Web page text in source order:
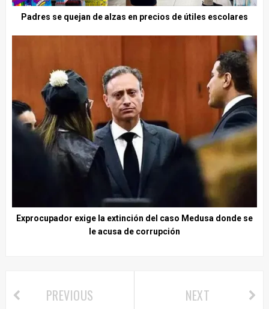
Padres se quejan de alzas en precios de útiles escolares
Exprocupador exige la extinción del caso Medusa donde se
le acusa de corrupción
NEXT
PREVIOUS